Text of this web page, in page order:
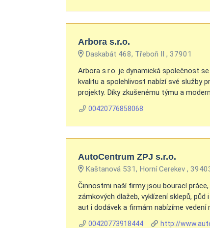
Arbora s.r.o.
Daskabát 468, Třeboň II , 37901
Arbora s.r.o. je dynamická společnost
kvalitu a spolehlivost nabízí své služby
projekty. Díky zkušenému týmu a
00420776858068
AutoCentrum ZPJ s.r.o.
Kaštanová 531, Horní Cerekev ,
Činnostmi naší firmy jsou bourací
zámkových dlažeb, vyklízení sklepů,
aut i dodávek a firmám nabízíme vedení
00420773918444 http://